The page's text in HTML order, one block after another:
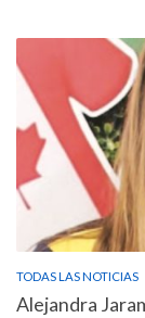
TODAS LAS NOTICIAS
Alejandra